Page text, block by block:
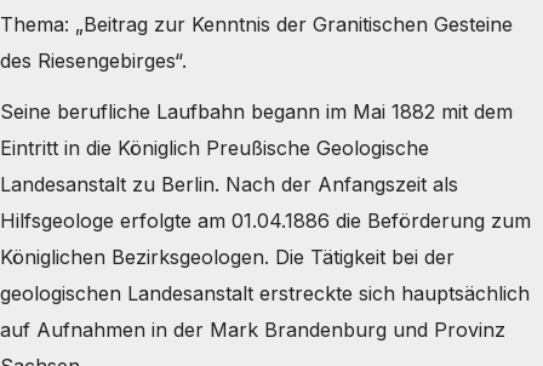
Thema: „Beitrag zur Kenntnis der Granitischen Gesteine
des Riesengebirges“.
Seine berufliche Laufbahn begann im Mai 1882 mit dem
Eintritt in die Königlich Preußische Geologische
Landesanstalt zu Berlin. Nach der Anfangszeit als
Hilfsgeologe erfolgte am 01.04.1886 die Beförderung zum
Königlichen Bezirksgeologen. Die Tätigkeit bei der
geologischen Landesanstalt erstreckte sich hauptsächlich
auf Aufnahmen in der Mark Brandenburg und Provinz